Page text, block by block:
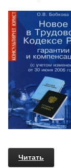
Читать